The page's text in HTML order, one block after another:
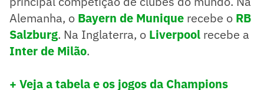
Alemanha, o Bayern de Munique recebe o RB
Salzburg. Na Inglaterra, o Liverpool recebe a
Inter de Milão.
+ Veja a tabela e os jogos da Champions